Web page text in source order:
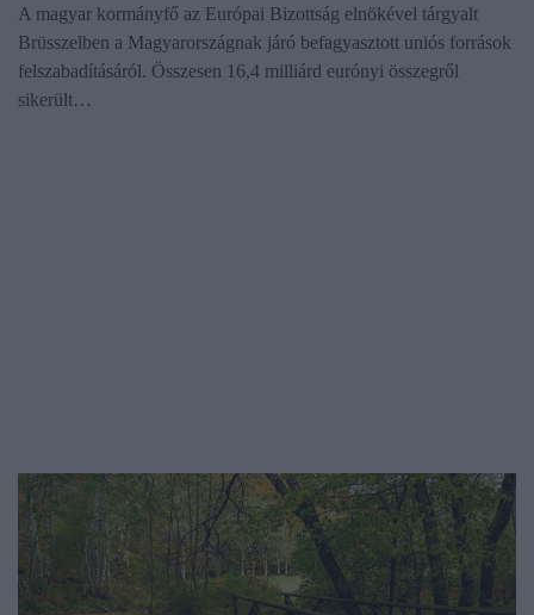
A magyar kormányfő az Európai Bizottság elnökével tárgyalt
Brüsszelben a Magyarországnak járó befagyasztott uniós források
felszabadításáról. Összesen 16,4 milliárd eurónyi összegről
sikerült…